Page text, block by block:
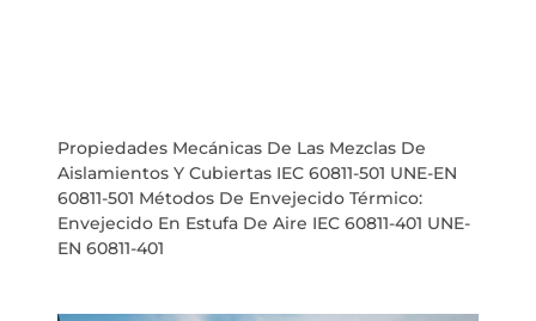
Propiedades Mecánicas De Las Mezclas De
Aislamientos Y Cubiertas IEC 60811-501 UNE-EN
60811-501 Métodos De Envejecido Térmico:
Envejecido En Estufa De Aire IEC 60811-401 UNE-
EN 60811-401